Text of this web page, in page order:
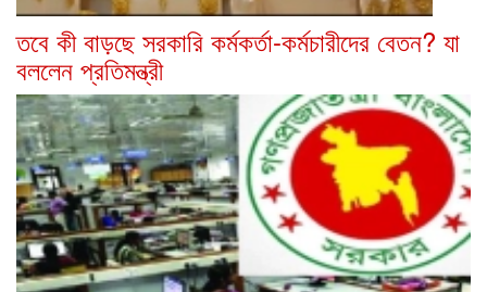
তবে কী বাড়ছে সরকারি কর্মকর্তা-কর্মচারীদের বেতন? যা
বললেন প্রতিমন্ত্রী